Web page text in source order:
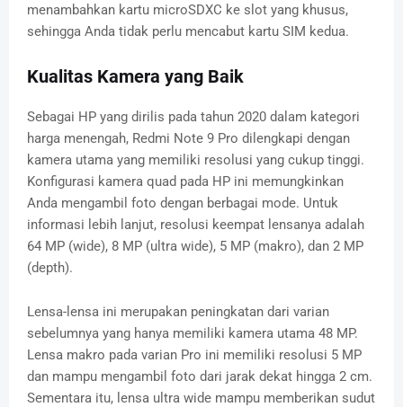
menambahkan kartu microSDXC ke slot yang khusus,
sehingga Anda tidak perlu mencabut kartu SIM kedua.
Kualitas Kamera yang Baik
Sebagai HP yang dirilis pada tahun 2020 dalam kategori
harga menengah, Redmi Note 9 Pro dilengkapi dengan
kamera utama yang memiliki resolusi yang cukup tinggi.
Konfigurasi kamera quad pada HP ini memungkinkan
Anda mengambil foto dengan berbagai mode. Untuk
informasi lebih lanjut, resolusi keempat lensanya adalah
64 MP (wide), 8 MP (ultra wide), 5 MP (makro), dan 2 MP
(depth).
Lensa-lensa ini merupakan peningkatan dari varian
sebelumnya yang hanya memiliki kamera utama 48 MP.
Lensa makro pada varian Pro ini memiliki resolusi 5 MP
dan mampu mengambil foto dari jarak dekat hingga 2 cm.
Sementara itu, lensa ultra wide mampu memberikan sudut